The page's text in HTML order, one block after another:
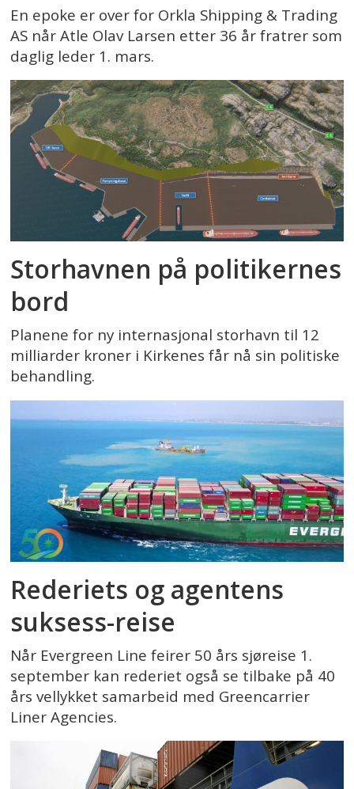
En epoke er over for Orkla Shipping & Trading
AS når Atle Olav Larsen etter 36 år fratrer som
daglig leder 1. mars.
Storhavnen på politikernes
bord
Planene for ny internasjonal storhavn til 12
milliarder kroner i Kirkenes får nå sin politiske
behandling.
Rederiets og agentens
suksess-reise
Når Evergreen Line feirer 50 års sjøreise 1.
september kan rederiet også se tilbake på 40
års vellykket samarbeid med Greencarrier
Liner Agencies.